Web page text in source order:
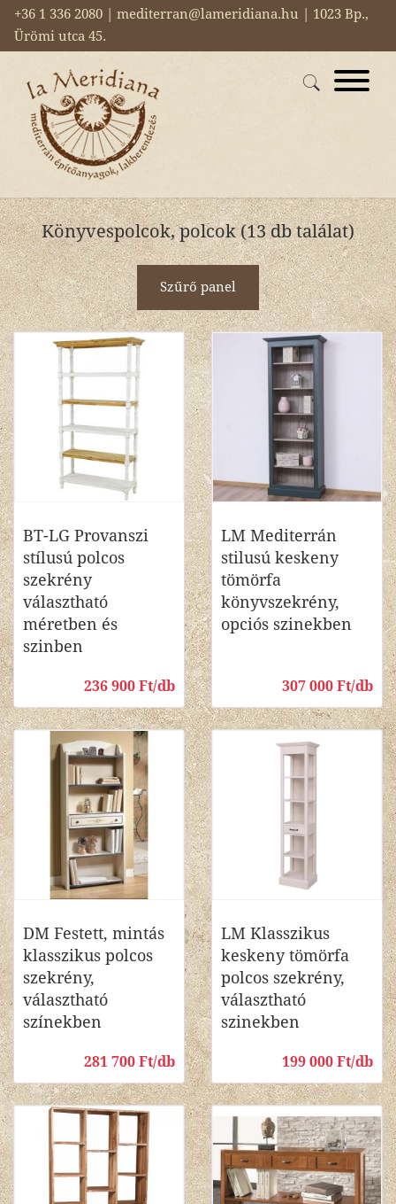
+36 1 336 2080 | mediterran@lameridiana.hu | 1023 Bp.,
Ürömi utca 45.
Könyvespolcok, polcok (13 db találat)
Szűrő panel
BT-LG Provanszi
stílusú polcos
szekrény
választható
méretben és
szinben
236 900 Ft/db
LM Mediterrán
stilusú keskeny
tömörfa
könyvszekrény,
opciós szinekben
307 000 Ft/db
DM Festett, mintás
klasszikus polcos
szekrény,
választható
színekben
281 700 Ft/db
LM Klasszikus
keskeny tömörfa
polcos szekrény,
választható
szinekben
199 000 Ft/db